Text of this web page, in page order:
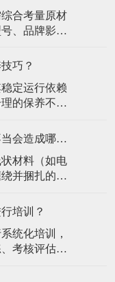
备手册调整
已永久性拉
合考量原材
、品牌影响
具体分析：​
备性能与寿
材料（如耐
巧？
定运行依赖
的保养不仅
扎线机保养
常清洁与基
日清理：使
分享关于绕线扎线机调试不当会造成哪些影响？
材料（如电
并捆扎的自
小编总结一
能对设备性
全等方面造
一、设备性
培训？
统化培训，
考核评估和